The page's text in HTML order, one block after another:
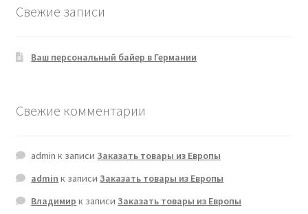
Свежие записи
Ваш персональный байер в Германии
Свежие комментарии
admin к записиЗаказать товары из Европы
admin к записиЗаказать товары из Европы
Владимир к записиЗаказать товары из Европы